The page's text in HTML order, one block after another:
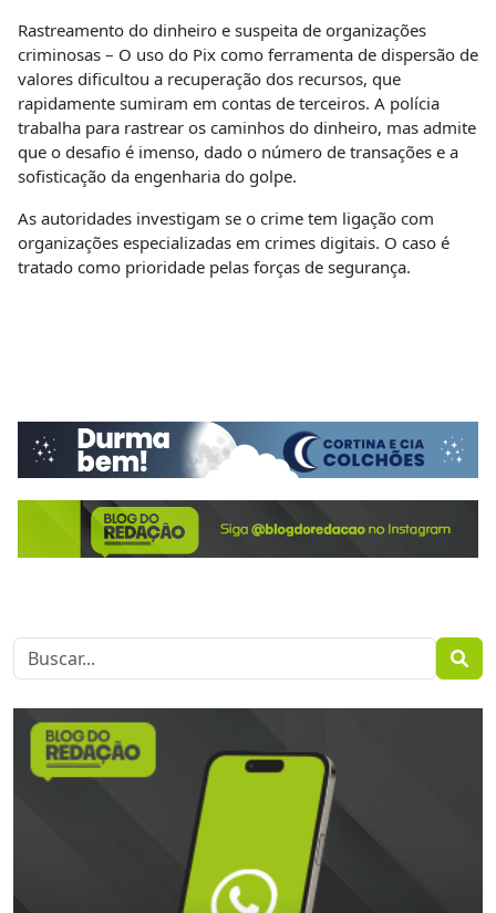
Rastreamento do dinheiro e suspeita de organizações
criminosas – O uso do Pix como ferramenta de dispersão de
valores dificultou a recuperação dos recursos, que
rapidamente sumiram em contas de terceiros. A polícia
trabalha para rastrear os caminhos do dinheiro, mas admite
que o desafio é imenso, dado o número de transações e a
sofisticação da engenharia do golpe.
As autoridades investigam se o crime tem ligação com
organizações especializadas em crimes digitais. O caso é
tratado como prioridade pelas forças de segurança.